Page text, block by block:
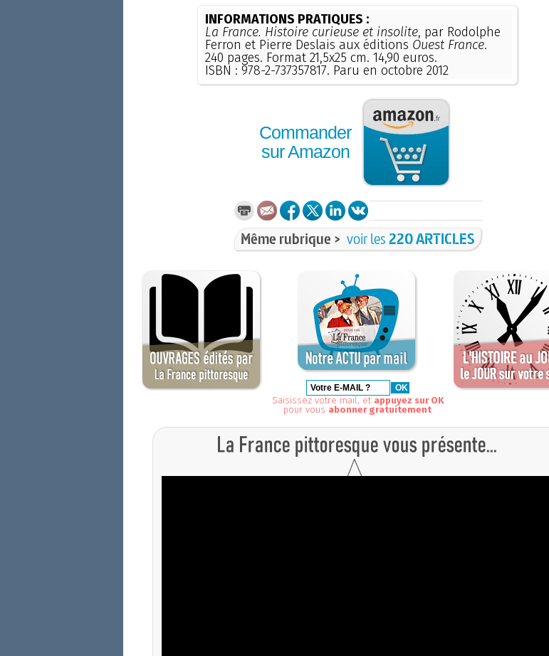
INFORMATIONS PRATIQUES :
La France. Histoire curieuse et insolite, par Rodolphe
Ferron et Pierre Deslais aux éditions Ouest France.
240 pages. Format 21,5x25 cm. 14,90 euros.
ISBN : 978-2-737357817. Paru en octobre 2012
Commander
sur Amazon
Même rubrique > voir les220 ARTICLES
Saisissez votre mail, et appuyez sur OK
pour vous abonner gratuitement